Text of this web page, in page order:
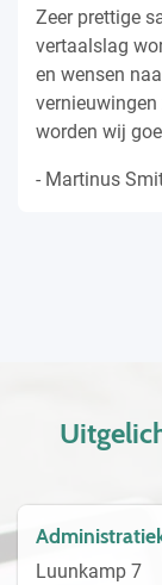
Zeer prettige
vertaalslag
en wensen
vernieuwingen
worden wij
- Martinus
Luunkamp 7